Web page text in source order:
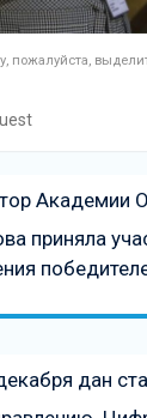
пожалуйста,
Академии
приняла
дан